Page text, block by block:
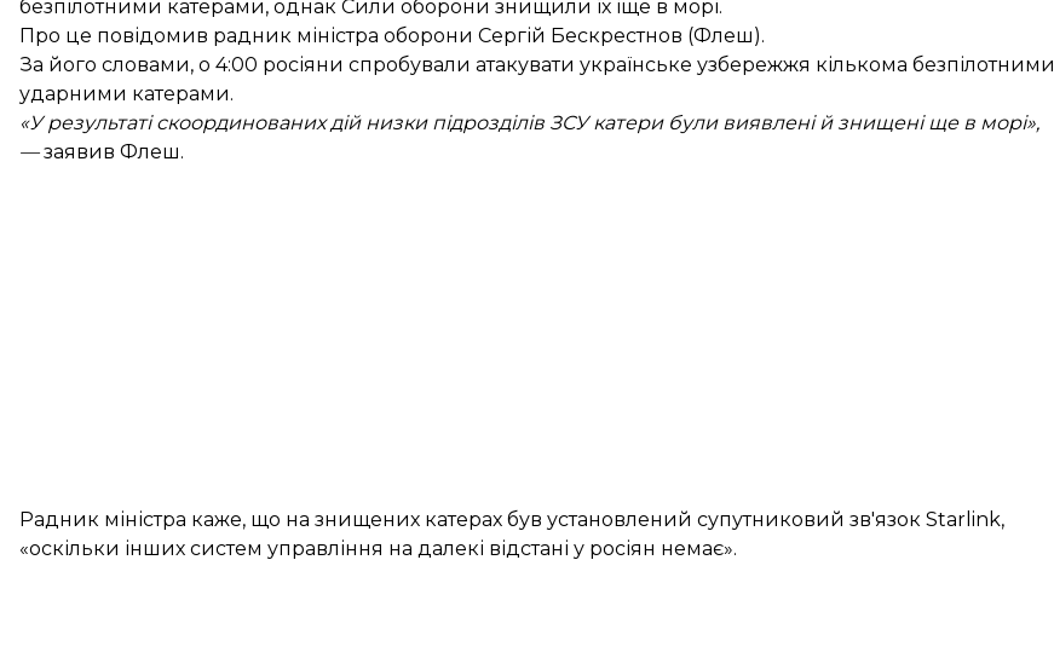
безпілотними катерами, однак Сили оборони знищили їх іще в морі.
Про це повідомив радник міністра оборони Сергій Бескрестнов (Флеш).
За його словами, о 4:00 росіяни спробували атакувати українське узбережжя кількома безпілотними
ударними катерами.
«У результаті скоординованих дій низки підрозділів ЗСУ катери були виявлені й знищені ще в морі»,
—заявив Флеш.
Радник міністра каже, що на знищених катерах був установлений супутниковий зв'язок Starlink,
«оскільки інших систем управління на далекі відстані у росіян немає».